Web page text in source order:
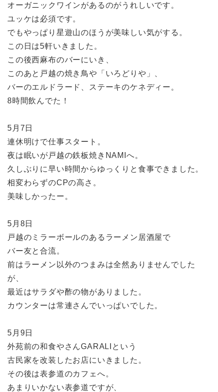
オーガニックワインがあるのがうれしいです。
ユッケは必須です。
でもやっぱり星遊山のほうが美味しい気がする。
この日は5軒いきました。
この後西麻布のバーにいき、
このあと戸越の焼き鳥や「いろどりや」、
バーのエルドラード、ステーキのケネディー。
8時間飲んでた！
5月7日
連休明けで仕事スタート。
夜は眠いが戸越の鉄板焼きNAMIへ。
久しぶりに早い時間からゆっくりと食事できました。
相変わらずのCPの高さ。
美味しかったー。
5月8日
戸越のミラーボールのあるラーメン居酒屋で
バー友と合流。
前はラーメン以外のつまみは全然ありませんでした
が、
最近はサラダや酢の物がありました。
カウンターは常連さんでいっぱいでした。
5月9日
外苑前の和食やさんGARALIという
古民家を改装したお店にいきました。
その後は表参道のカフェへ。
あまりいかない表参道ですが、